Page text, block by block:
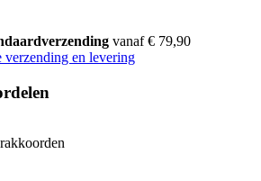
vanaf € 79,90
en levering